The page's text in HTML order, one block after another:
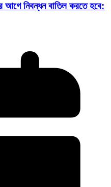
আগে নিবন্ধন বাতিল করতে হবে: